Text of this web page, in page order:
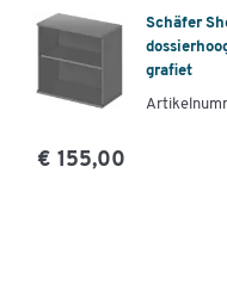
Schäfer
grafiet
€ 155,00